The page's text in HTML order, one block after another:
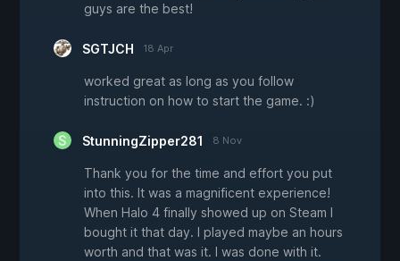
guys are the best!
SGTJCH 18 Apr
worked great as long as you follow
instruction on how to start the game. :)
StunningZipper281 8 Nov
Thank you for the time and effort you put
into this. It was a magnificent experience!
When Halo 4 finally showed up on Steam I
bought it that day. I played maybe an hours
worth and that was it. I was done with it.